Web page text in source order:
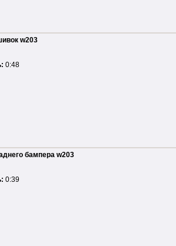
w203
0:48
бампера w203
0:39